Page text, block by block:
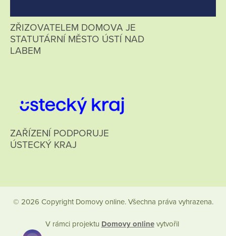
ZŘIZOVATELEM DOMOVA JE
STATUTÁRNÍ MĚSTO ÚSTÍ NAD
LABEM
ZAŘÍZENÍ PODPORUJE
ÚSTECKÝ KRAJ
© 2026 Copyright Domovy online. Všechna práva vyhrazena.
V rámci projektu Domovy onlinevytvořil